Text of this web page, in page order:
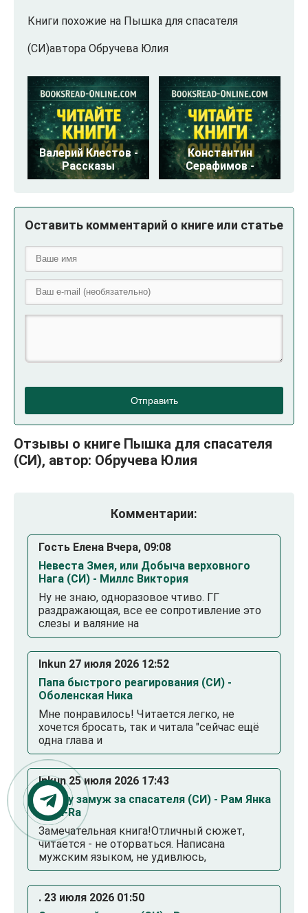
Книги похожие на Пышка для спасателя
(СИ)автора Обручева Юлия
Валерий Клестов -
Рассказы
Константин
Серафимов -
Оставить комментарий о книге или статье
Отправить
Отзывы о книге Пышка для спасателя
(СИ), автор: Обручева Юлия
Комментарии:
Гость Елена Вчера, 09:08
Невеста Змея, или Добыча верховного
Нага (СИ) - Миллс Виктория
Ну не знаю, одноразовое чтиво. ГГ
раздражающая, все ее сопротивление это
слезы и валяние на
Inkun 27 июля 2026 12:52
Папа быстрого реагирования (СИ) -
Оболенская Ника
Мне понравилось! Читается легко, не
хочется бросать, так и читала "сейчас ещё
одна глава и
Inkun 25 июля 2026 17:43
Выйду замуж за спасателя (СИ) - Рам Янка
Янка-Ra
Замечательная книга!Отличный сюжет,
читается - не оторваться. Написана
мужским языком, не удивлюсь,
. 23 июля 2026 01:50